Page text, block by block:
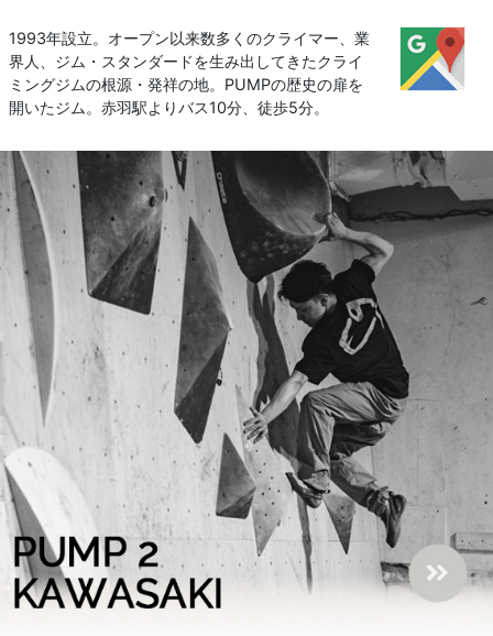
1993年設立。オープン以来数多くのクライマー、業
界人、ジム・スタンダードを生み出してきたクライ
ミングジムの根源・発祥の地。PUMPの歴史の扉を
開いたジム。赤羽駅よりバス10分、徒歩5分。